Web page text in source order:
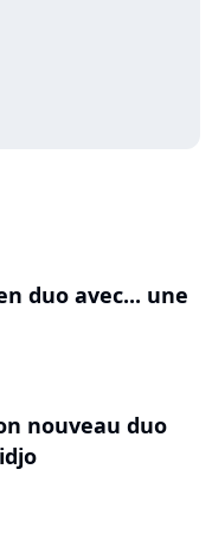
duo avec... une
nouveau duo